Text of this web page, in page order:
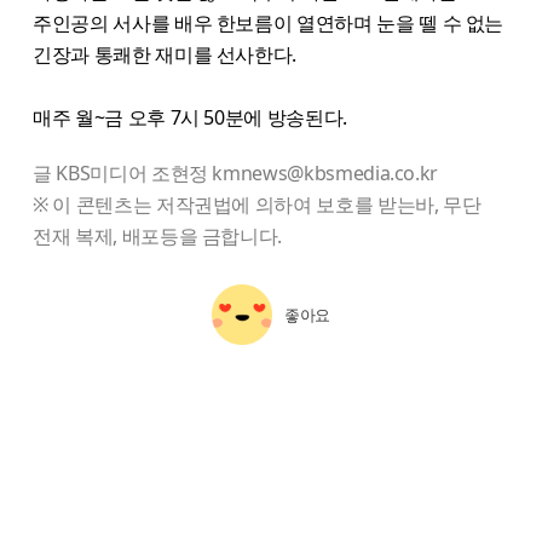
주인공의 서사를 배우 한보름이 열연하며 눈을 뗄 수 없는
긴장과 통쾌한 재미를 선사한다.
매주 월~금 오후 7시 50분에 방송된다.
글 KBS미디어 조현정 kmnews@kbsmedia.co.kr
※ 이 콘텐츠는 저작권법에 의하여 보호를 받는바, 무단
전재 복제, 배포등을 금합니다.
좋아요